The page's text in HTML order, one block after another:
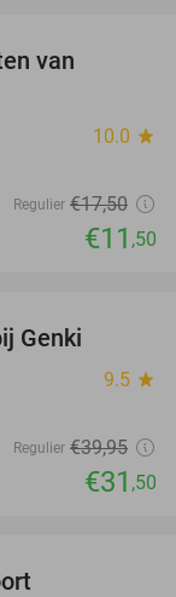
van
10.0 star
Regulier €17,50
€11 ,50
Genki
9.5 star
Regulier €39,95
€31 ,50